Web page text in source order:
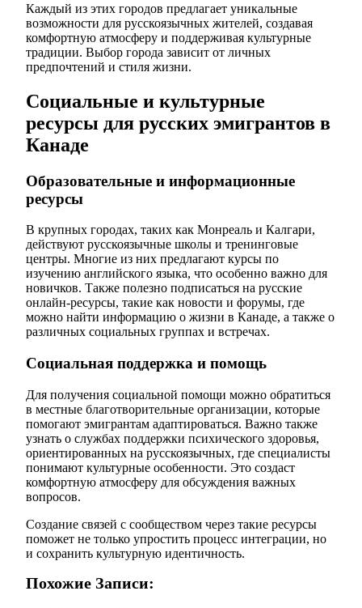
Каждый из этих городов предлагает уникальные
возможности для русскоязычных жителей, создавая
комфортную атмосферу и поддерживая культурные
традиции. Выбор города зависит от личных
предпочтений и стиля жизни.
Социальные и культурные
ресурсы для русских эмигрантов в
Канаде
Образовательные и информационные
ресурсы
В крупных городах, таких как Монреаль и Калгари,
действуют русскоязычные школы и тренинговые
центры. Многие из них предлагают курсы по
изучению английского языка, что особенно важно для
новичков. Также полезно подписаться на русские
онлайн-ресурсы, такие как новости и форумы, где
можно найти информацию о жизни в Канаде, а также о
различных социальных группах и встречах.
Социальная поддержка и помощь
Для получения социальной помощи можно обратиться
в местные благотворительные организации, которые
помогают эмигрантам адаптироваться. Важно также
узнать о службах поддержки психического здоровья,
ориентированных на русскоязычных, где специалисты
понимают культурные особенности. Это создаст
комфортную атмосферу для обсуждения важных
вопросов.
Создание связей с сообществом через такие ресурсы
поможет не только упростить процесс интеграции, но
и сохранить культурную идентичность.
Похожие Записи: